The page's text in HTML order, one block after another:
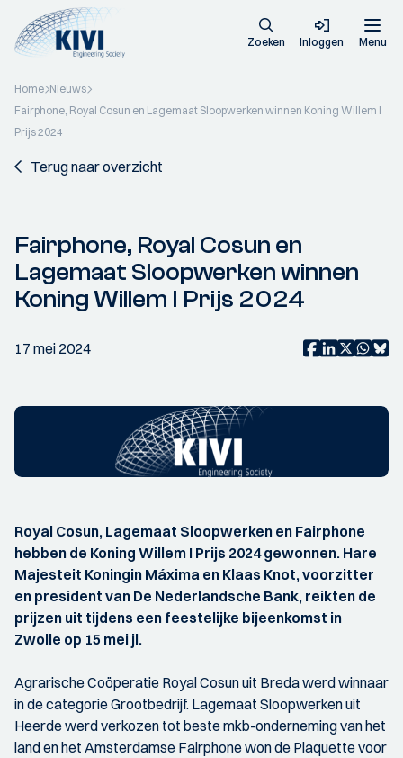
Zoeken Inloggen Menu
Home Nieuws
Fairphone, Royal Cosun en Lagemaat Sloopwerken winnen Koning Willem I
Prijs 2024
Terug naar overzicht
Fairphone, Royal Cosun en
Lagemaat Sloopwerken winnen
Koning Willem I Prijs 2024
17 mei 2024
Royal Cosun, Lagemaat Sloopwerken en Fairphone
hebben de Koning Willem I Prijs 2024 gewonnen. Hare
Majesteit Koningin Máxima en Klaas Knot, voorzitter
en president van De Nederlandsche Bank, reikten de
prijzen uit tijdens een feestelijke bijeenkomst in
Zwolle op 15 mei jl.
Agrarische Coöperatie Royal Cosun uit Breda werd winnaar
in de categorie Grootbedrijf. Lagemaat Sloopwerken uit
Heerde werd verkozen tot beste mkb-onderneming van het
land en het Amsterdamse Fairphone won de Plaquette voor